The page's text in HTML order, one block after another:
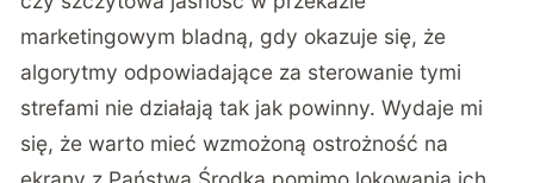
marketingowym bladną, gdy okazuje się, że
algorytmy odpowiadające za sterowanie tymi
strefami nie działają tak jak powinny. Wydaje mi
się, że warto mieć wzmożoną ostrożność na